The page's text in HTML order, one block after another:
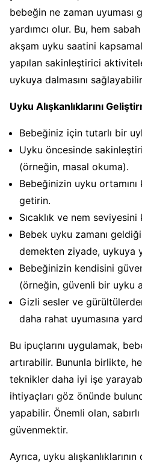
bebeğin ne zaman uyuması
yardımcı olur. Bu, hem
akşam uyku saatini
yapılan sakinleştirici
uykuya dalmasını
Uyku Alışkanlıklarını
Bebeğiniz için tutarlı bir
Uyku öncesinde
(örneğin, masal okuma).
Bebeğinizin uyku
getirin.
Sıcaklık ve nem
Bebek uyku zamanı
demekten ziyade, uykuya
Bebeğinizin kendisini
(örneğin, güvenli bir uyku
Gizli sesler ve
daha rahat uyumasına
Bu ipuçlarını uygulamak,
artırabilir. Bununla birlikte,
teknikler daha iyi işe
ihtiyaçları göz önünde
yapabilir. Önemli olan,
güvenmektir.
Ayrıca, uyku